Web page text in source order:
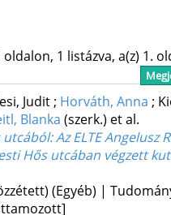
oldalon, 1 listázva, a(z) 1.
Judit; Horváth, Anna ;
Blanka (szerk.) et al.
utcából: Az ELTE
Hős utcában végzett
(Egyéb) |